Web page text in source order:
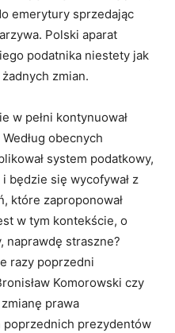
emerytury sprzedając
Polski aparat
podatnika niestety jak
zmian.
w pełni kontynuował
obecnych
system podatkowy,
będzie się wycofywał z
które zaproponował
w tym kontekście, o
naprawdę straszne?
razy poprzedni
Komorowski czy
prawa
poprzednich prezydentów